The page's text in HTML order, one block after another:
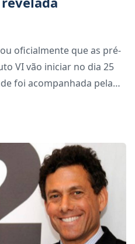
oficialmente que as pré-
VI vão iniciar no dia 25
foi acompanhada pela
desta